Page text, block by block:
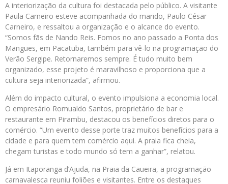
A interiorização da cultura foi destacada pelo público. A visitante
Paula Carneiro esteve acompanhada do marido, Paulo César
Carneiro, e ressaltou a organização e o alcance do evento.
“Somos fãs de Nando Reis. Fomos no ano passado a Ponta dos
Mangues, em Pacatuba, também para vê-lo na programação do
Verão Sergipe. Retornaremos sempre. É tudo muito bem
organizado, esse projeto é maravilhoso e proporciona que a
cultura seja interiorizada”, afirmou.
Além do impacto cultural, o evento impulsiona a economia local.
O empresário Romualdo Santos, proprietário de bar e
restaurante em Pirambu, destacou os benefícios diretos para o
comércio. “Um evento desse porte traz muitos benefícios para a
cidade e para quem tem comércio aqui. A praia fica cheia,
chegam turistas e todo mundo só tem a ganhar”, relatou.
Já em Itaporanga d’Ajuda, na Praia da Caueira, a programação
carnavalesca reuniu foliões e visitantes. Entre os destaques